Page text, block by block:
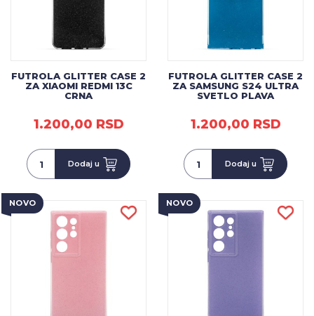
FUTROLA GLITTER CASE 2
ZA XIAOMI REDMI 13C
CRNA
1.200,00 RSD
Dodaj u
FUTROLA GLITTER CASE 2
ZA SAMSUNG S24 ULTRA
SVETLO PLAVA
1.200,00 RSD
Dodaj u
NOVO NOVO